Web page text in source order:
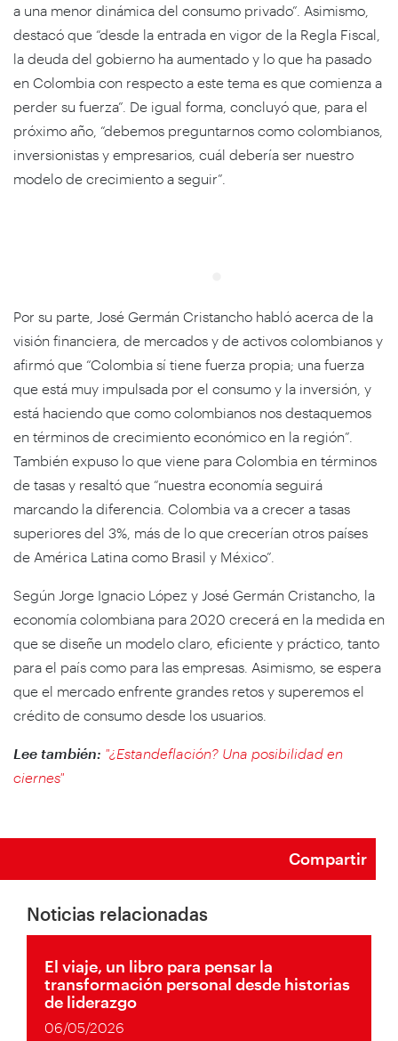
a una menor dinámica del consumo privado”. Asimismo,
destacó que “desde la entrada en vigor de la Regla Fiscal,
la deuda del gobierno ha aumentado y lo que ha pasado
en Colombia con respecto a este tema es que comienza a
perder su fuerza”. De igual forma, concluyó que, para el
próximo año, “debemos preguntarnos como colombianos,
inversionistas y empresarios, cuál debería ser nuestro
modelo de crecimiento a seguir”.
Por su parte, José Germán Cristancho habló acerca de la
visión financiera, de mercados y de activos colombianos y
afirmó que “Colombia sí tiene fuerza propia; una fuerza
que está muy impulsada por el consumo y la inversión, y
está haciendo que como colombianos nos destaquemos
en términos de crecimiento económico en la región”.
También expuso lo que viene para Colombia en términos
de tasas y resaltó que “nuestra economía seguirá
marcando la diferencia. Colombia va a crecer a tasas
superiores del 3%, más de lo que crecerían otros países
de América Latina como Brasil y México”.
Según Jorge Ignacio López y José Germán Cristancho, la
economía colombiana para 2020 crecerá en la medida en
que se diseñe un modelo claro, eficiente y práctico, tanto
para el país como para las empresas. Asimismo, se espera
que el mercado enfrente grandes retos y superemos el
crédito de consumo desde los usuarios.
Lee también: "¿Estandeflación? Una posibilidad en
ciernes"
Compartir
Noticias relacionadas
El viaje, un libro para pensar la
transformación personal desde historias
de liderazgo
06/05/2026